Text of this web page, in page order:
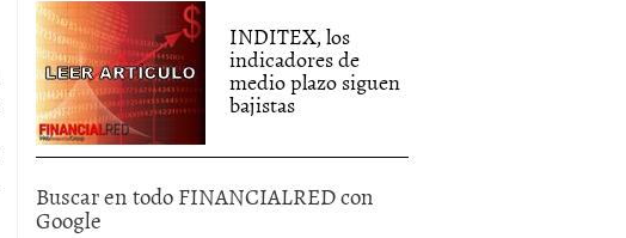
INDITEX, los
indicadores de
medio plazo siguen
bajistas
Buscar en todo FINANCIALRED con
Google